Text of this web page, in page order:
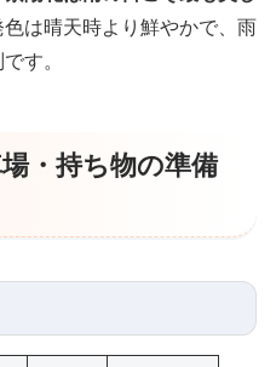
は晴天時より鮮やかで、雨
す。
・持ち物の準備